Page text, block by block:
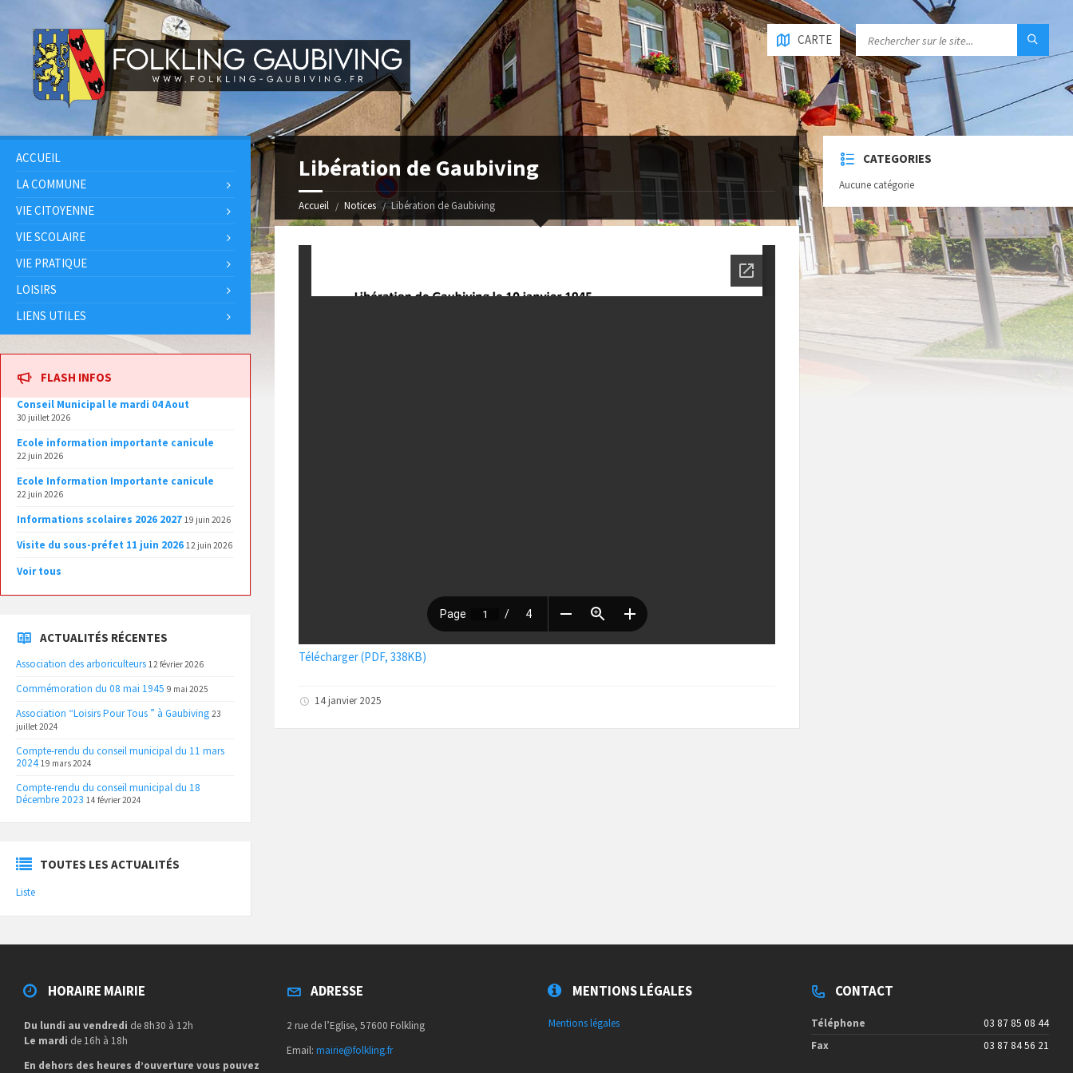
CARTE
Libération de Gaubiving
Accueil Notices Libération de Gaubiving
Télécharger (PDF, 338KB)
14 janvier 2025
ACCUEIL
LA COMMUNE
VIE CITOYENNE
VIE SCOLAIRE
VIE PRATIQUE
LOISIRS
LIENS UTILES
FLASH INFOS
Conseil Municipal le mardi 04 Aout
30 juillet 2026
Ecole information importante canicule
22 juin 2026
Ecole Information Importante canicule
22 juin 2026
Informations scolaires 2026 2027 19 juin 2026
Visite du sous-préfet 11 juin 2026 12 juin 2026
Voir tous
ACTUALITÉS RÉCENTES
Association des arboriculteurs 12 février 2026
Commémoration du 08 mai 1945 9 mai 2025
Association “Loisirs Pour Tous ” à Gaubiving 23
juillet 2024
Compte-rendu du conseil municipal du 11 mars
2024 19 mars 2024
Compte-rendu du conseil municipal du 18
Décembre 2023 14 février 2024
TOUTES LES ACTUALITÉS
Liste
CATEGORIES
Aucune catégorie
HORAIRE MAIRIE
Du lundi au vendredi de 8h30 à 12h
Le mardi de 16h à 18h
En dehors des heures d’ouverture vous pouvez
ADRESSE
2 rue de l’Eglise, 57600 Folkling
Email: mairie@folkling.fr
MENTIONS LÉGALES
Mentions légales
CONTACT
Téléphone
03 87 85 08 44
Fax
03 87 84 56 21